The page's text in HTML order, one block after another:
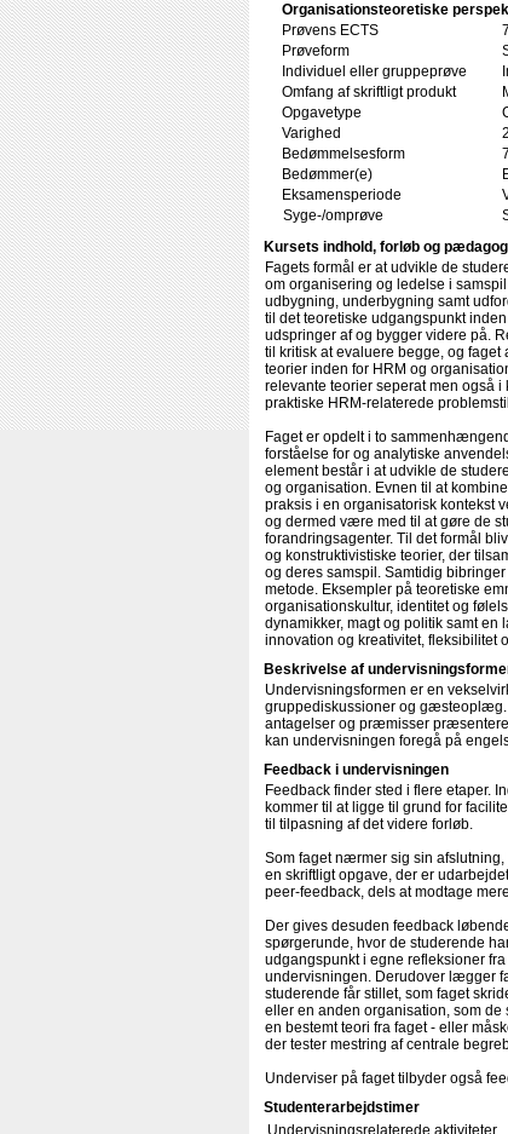
Organisationsteoretiske
Prøvens ECTS
Prøveform
Individuel eller gruppeprøve
Omfang af skriftligt produkt
Opgavetype
Varighed
Bedømmelsesform
Bedømmer(e)
Eksamensperiode
Syge-/omprøve
Kursets indhold, forløb og
Fagets formål er at udvikle de
om organisering og ledelse i
udbygning, underbygning samt
til det teoretiske udgangspunkt
udspringer af og bygger videre på.
til kritisk at evaluere begge, og
teorier inden for HRM og
relevante teorier seperat men også
praktiske HRM-relaterede
Faget er opdelt i to
forståelse for og analytiske
element består i at udvikle de
og organisation. Evnen til at
praksis i en organisatorisk kontekst
og dermed være med til at gøre de
forandringsagenter. Til det formål
og konstruktivistiske teorier, der
og deres samspil. Samtidig
metode. Eksempler på teoretiske
organisationskultur, identitet og
dynamikker, magt og politik samt
innovation og kreativitet, fleksibilitet
Beskrivelse af
Undervisningsformen er en
gruppediskussioner og gæsteoplæg.
antagelser og præmisser
kan undervisningen foregå på
Feedback i undervisningen
Feedback finder sted i flere etaper.
kommer til at ligge til grund for
til tilpasning af det videre forløb.
Som faget nærmer sig sin
en skriftligt opgave, der er
peer-feedback, dels at modtage
Der gives desuden feedback
spørgerunde, hvor de studerende
udgangspunkt i egne refleksioner
undervisningen. Derudover lægger
studerende får stillet, som faget
eller en anden organisation, som de
en bestemt teori fra faget - eller
der tester mestring af centrale
Underviser på faget tilbyder også
Studenterarbejdstimer
Undervisningsrelaterede aktiviteter